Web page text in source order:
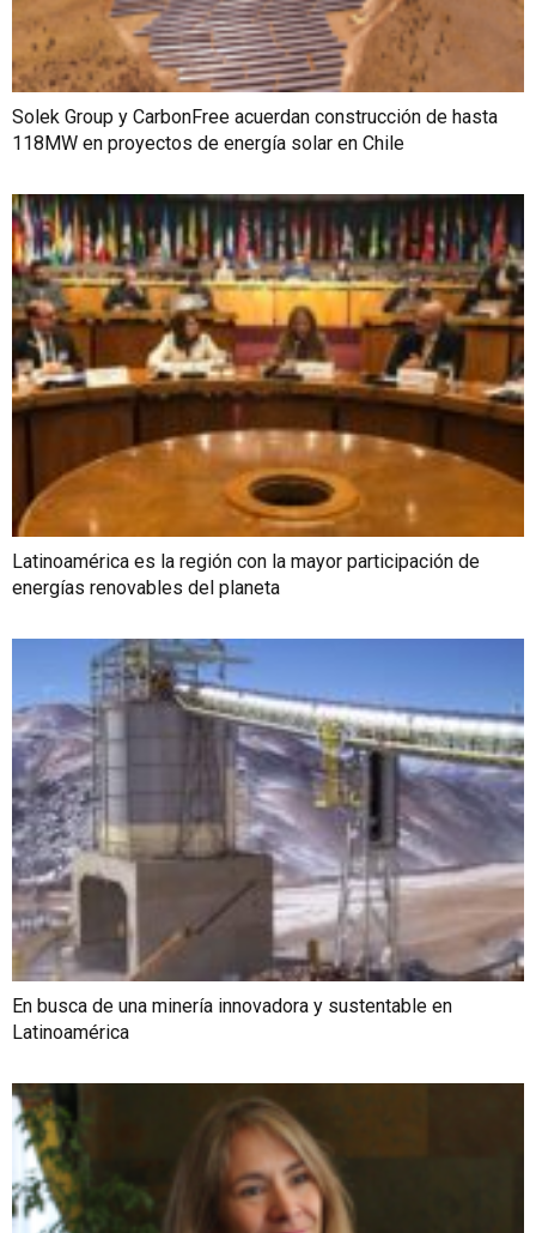
Solek Group y CarbonFree acuerdan construcción de hasta
118MW en proyectos de energía solar en Chile
Latinoamérica es la región con la mayor participación de
energías renovables del planeta
En busca de una minería innovadora y sustentable en
Latinoamérica